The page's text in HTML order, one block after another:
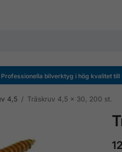
Professionella bilverktyg i hög kvalitet till
4,5 / Träskruv 4,5 x 30, 200 st.